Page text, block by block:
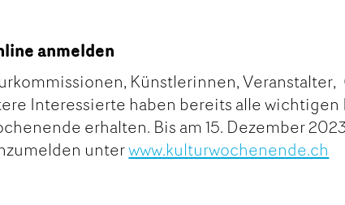
anmelden
Künstlerinnen,
Interessierte haben bereits alle wichtigen
erhalten. Bis am 15. Dezember
unterwww.kulturwochenende.ch